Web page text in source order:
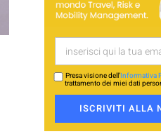
Presa visione dell’Informativa
trattamento dei miei dati
ISCRIVITI ALLA